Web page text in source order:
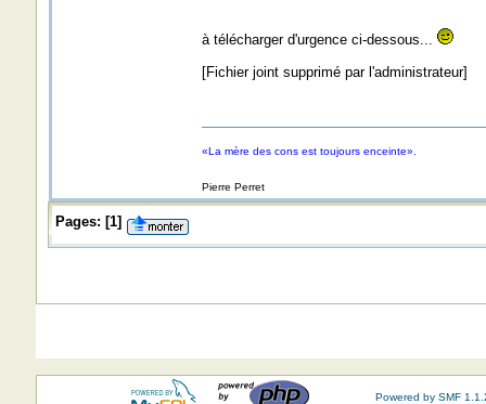
à télécharger d'urgence ci-dessous...
[Fichier joint supprimé par l'administrateur]
«La mère des cons est toujours enceinte».
Pierre Perret
Pages: [1]
Powered by SMF